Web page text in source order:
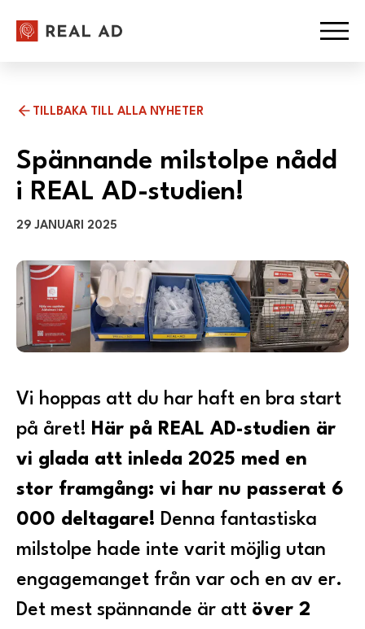
Hoppa till innehåll
TILLBAKA TILL ALLA NYHETER
Spännande milstolpe nådd
i REAL AD-studien!
29 JANUARI 2025
Vi hoppas att du har haft en bra start
på året! Här på REAL AD-studien är
vi glada att inleda 2025 med en
stor framgång: vi har nu passerat 6
000 deltagare! Denna fantastiska
milstolpe hade inte varit möjlig utan
engagemanget från var och en av er.
Det mest spännande är att över 2